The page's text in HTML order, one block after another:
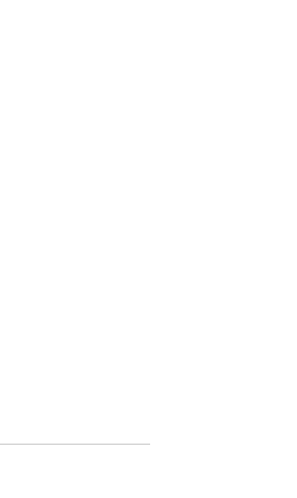
bij Hogeschool